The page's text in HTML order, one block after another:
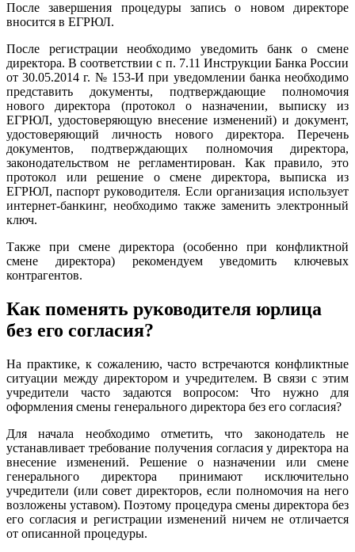
После завершения процедуры запись о новом директоре
вносится в ЕГРЮЛ.
После регистрации необходимо уведомить банк о смене
директора. В соответствии с п. 7.11 Инструкции Банка России
от 30.05.2014 г. № 153-И при уведомлении банка необходимо
представить документы, подтверждающие полномочия
нового директора (протокол о назначении, выписку из
ЕГРЮЛ, удостоверяющую внесение изменений) и документ,
удостоверяющий личность нового директора. Перечень
документов, подтверждающих полномочия директора,
законодательством не регламентирован. Как правило, это
протокол или решение о смене директора, выписка из
ЕГРЮЛ, паспорт руководителя. Если организация использует
интернет-банкинг, необходимо также заменить электронный
ключ.
Также при смене директора (особенно при конфликтной
смене директора) рекомендуем уведомить ключевых
контрагентов.
Как поменять руководителя юрлица
без его согласия?
На практике, к сожалению, часто встречаются конфликтные
ситуации между директором и учредителем. В связи с этим
учредители часто задаются вопросом: Что нужно для
оформления смены генерального директора без его согласия?
Для начала необходимо отметить, что законодатель не
устанавливает требование получения согласия у директора на
внесение изменений. Решение о назначении или смене
генерального директора принимают исключительно
учредители (или совет директоров, если полномочия на него
возложены уставом). Поэтому процедура смены директора без
его согласия и регистрации изменений ничем не отличается
от описанной процедуры.